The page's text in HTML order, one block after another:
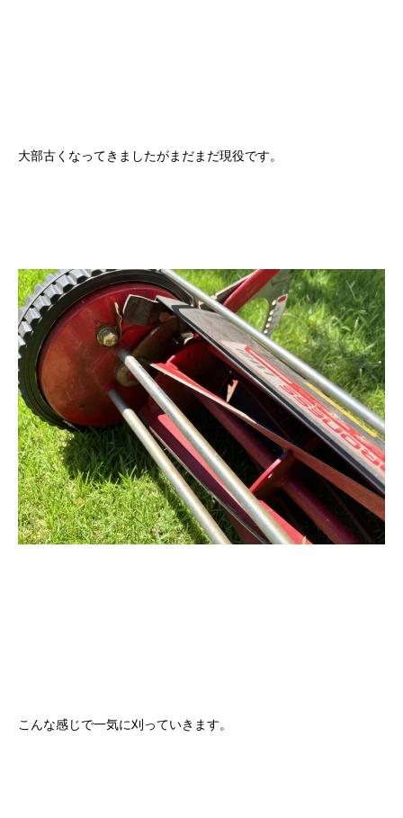
大部古くなってきましたがまだまだ現役です。
こんな感じで一気に刈っていきます。